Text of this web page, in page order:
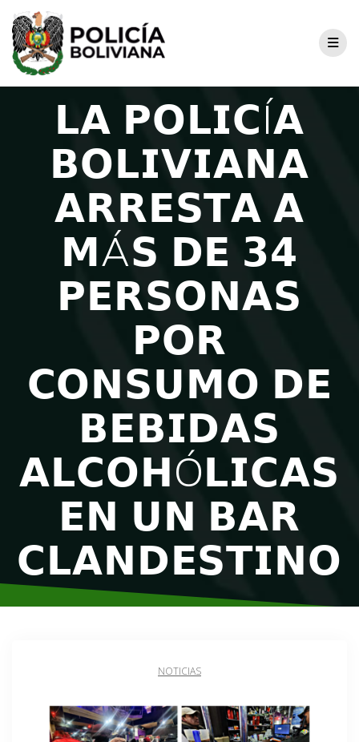
𝗟𝗔 𝗣𝗢𝗟𝗜𝗖Í𝗔
𝗕𝗢𝗟𝗜𝗩𝗜𝗔𝗡𝗔
𝗔𝗥𝗥𝗘𝗦𝗧𝗔 𝗔
𝗠Á𝗦 𝗗𝗘 𝟯𝟰
𝗣𝗘𝗥𝗦𝗢𝗡𝗔𝗦
𝗣𝗢𝗥
𝗖𝗢𝗡𝗦𝗨𝗠𝗢 𝗗𝗘
𝗕𝗘𝗕𝗜𝗗𝗔𝗦
𝗔𝗟𝗖𝗢𝗛Ó𝗟𝗜𝗖𝗔𝗦
𝗘𝗡 𝗨𝗡 𝗕𝗔𝗥
𝗖𝗟𝗔𝗡𝗗𝗘𝗦𝗧𝗜𝗡𝗢
NOTICIAS